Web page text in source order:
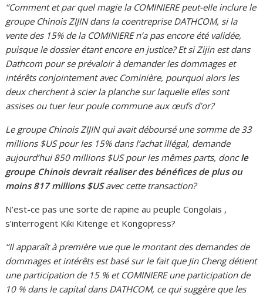
‘’Comment et par quel magie la COMINIERE peut-elle inclure le
groupe Chinois ZIJIN dans la coentreprise DATHCOM, si la
vente des 15% de la COMINIERE n’a pas encore été validée,
puisque le dossier étant encore en justice? Et si Zijin est dans
Dathcom pour se prévaloir à demander les dommages et
intérêts conjointement avec Cominière, pourquoi alors les
deux cherchent à scier la planche sur laquelle elles sont
assises ou tuer leur poule commune aux œufs d’or?
Le groupe Chinois ZIJIN qui avait déboursé une somme de 33
millions $US pour les 15% dans l’achat illégal, demande
aujourd’hui 850 millions $US pour les mêmes parts, doncle
groupe Chinois devrait réaliser des bénéfices de plus ou
moins 817 millions $USavec cette transaction?
N’est-ce pas une sorte de rapine au peuple Congolais ,
s’interrogent Kiki Kitenge et Kongopress?
‘’Il apparaît à première vue que le montant des demandes de
dommages et intérêts est basé sur le fait que Jin Cheng détient
une participation de 15 % et COMINIERE une participation de
10 % dans le capital dans DATHCOM, ce qui suggère que les